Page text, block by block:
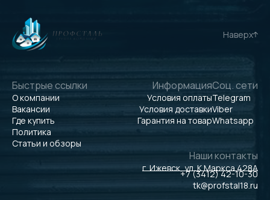
Наверх
Быстрые ссылки
О компании
Вакансии
Где купить
Политика
Статьи и обзоры
Информация
Условия оплаты
Условия доставки
Гарантия на товар
Соц. сети
Telegram
Viber
Whatsapp
Наши контакты
г. Ижевск, ул. К.Маркса 428А
+7 (3412) 42-10-30
tk@profstal18.ru